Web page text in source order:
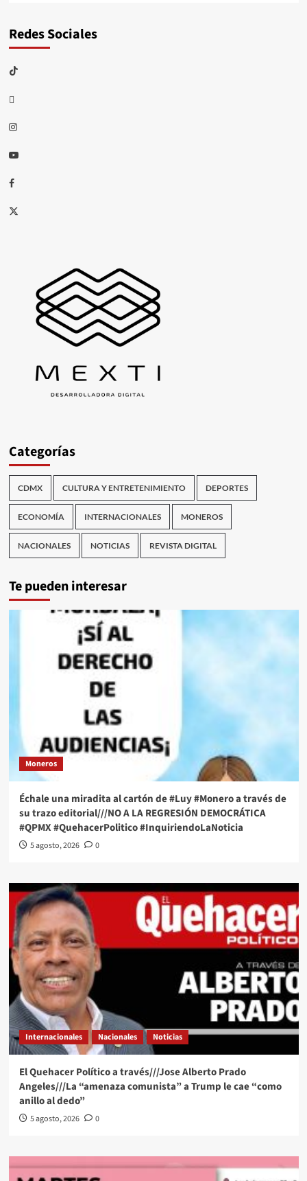
Redes Sociales
TikTok
threads
Instagram
Youtube
Facebook
X
Categorías
CDMX CULTURA Y ENTRETENIMIENTO DEPORTES
ECONOMÍA INTERNACIONALES MONEROS
NACIONALES NOTICIAS REVISTA DIGITAL
Te pueden interesar
Moneros
Échale una miradita al cartón de #Luy #Monero a través de
su trazo editorial///NO A LA REGRESIÓN DEMOCRÁTICA
#QPMX #QuehacerPolitico #InquiriendoLaNoticia
5 agosto, 2026 0
Internacionales Nacionales Noticias
El Quehacer Político a través///Jose Alberto Prado
Angeles///La “amenaza comunista” a Trump le cae “como
anillo al dedo”
5 agosto, 2026 0